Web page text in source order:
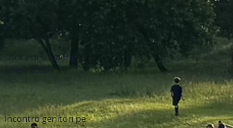
Uscita di squadriglia
Zilligò 2026
Incontro genitori per